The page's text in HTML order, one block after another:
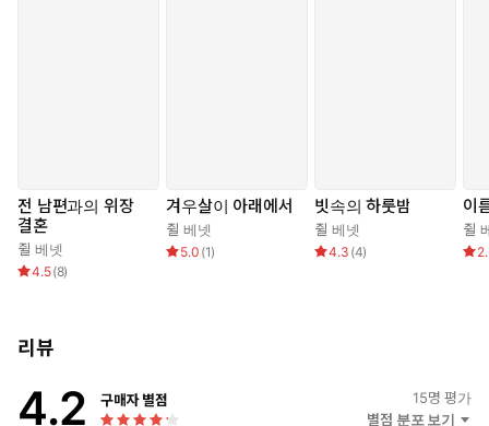
전 남편과의 위장
결혼
쥘 베넷
4.5(8)
겨우살이 아래에서
쥘 베넷
5.0 (1)
빗속의 하룻밤
쥘 베넷
4.3 (4)
이
쥘
리뷰
4.2 구매자 별점 15명 평가
별점 분포 보기